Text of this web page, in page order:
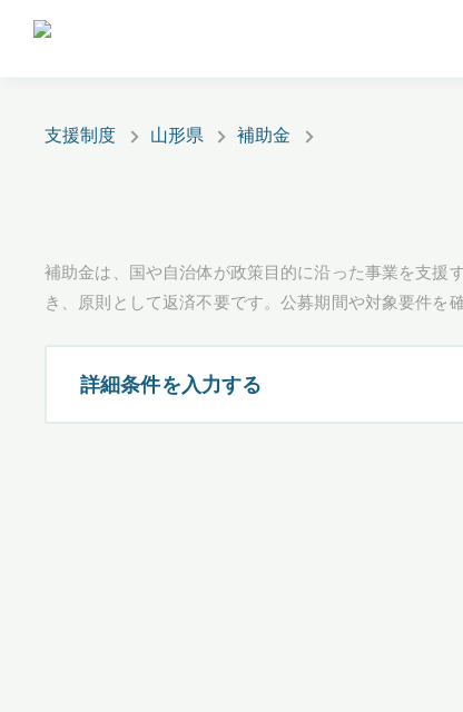
支援制度 山形県 補助金
補助金は、国や自治体が政策目的に沿った事業を支援
き、原則として返済不要です。公募期間や対象要件を
詳細条件を入力する